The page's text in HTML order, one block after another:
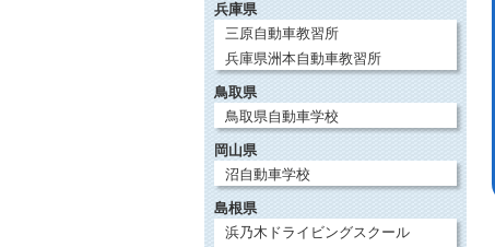
兵庫県
三原自動車教習所
兵庫県洲本自動車教習所
鳥取県
鳥取県自動車学校
岡山県
沼自動車学校
島根県
浜乃木ドライビングスクール